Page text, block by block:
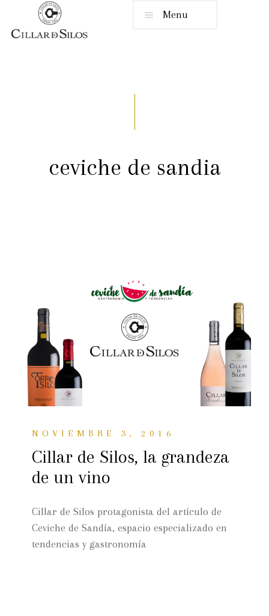
Menu
ceviche de sandia
NOVIEMBRE 3, 2016
Cillar de Silos, la grandeza
de un vino
Cillar de Silos protagonista del artículo de
Ceviche de Sandía, espacio especializado en
tendencias y gastronomía